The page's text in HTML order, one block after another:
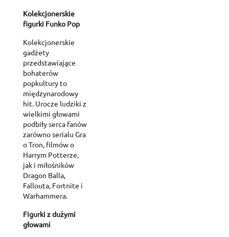
Kolekcjonerskie
figurki Funko Pop
Kolekcjonerskie
gadżety
przedstawiające
bohaterów
popkultury to
międzynarodowy
hit. Urocze ludziki z
wielkimi głowami
podbiły serca fanów
zarówno serialu Gra
o Tron, filmów o
Harrym Potterze,
jak i miłośników
Dragon Balla,
Fallouta, Fortnite i
Warhammera.
Figurki z dużymi
głowami